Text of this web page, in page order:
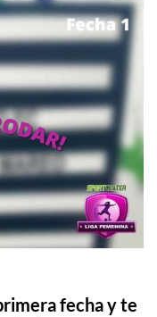
fecha y te